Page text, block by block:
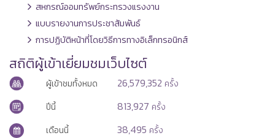
สหกรณ์ออมทรัพย์กระทรวงแรงงาน
แบบรายงานการประชาสัมพันธ์
การปฏิบัติหน้าที่โดยวิธีการทางอิเล็กทรอนิกส์
สถิติผู้เข้าเยี่ยมชมเว็บไซต์
ผู้เข้าชมทั้งหมด 26,579,352 ครั้ง
ปีนี้
813,927 ครั้ง
เดือนนี้
38,495 ครั้ง